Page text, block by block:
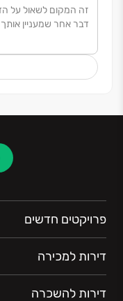
פרויקטים חדשים
דירות למכירה
דירות להשכרה